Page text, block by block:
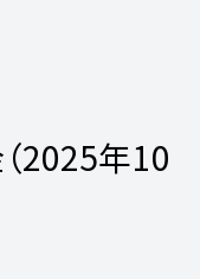
2025年10